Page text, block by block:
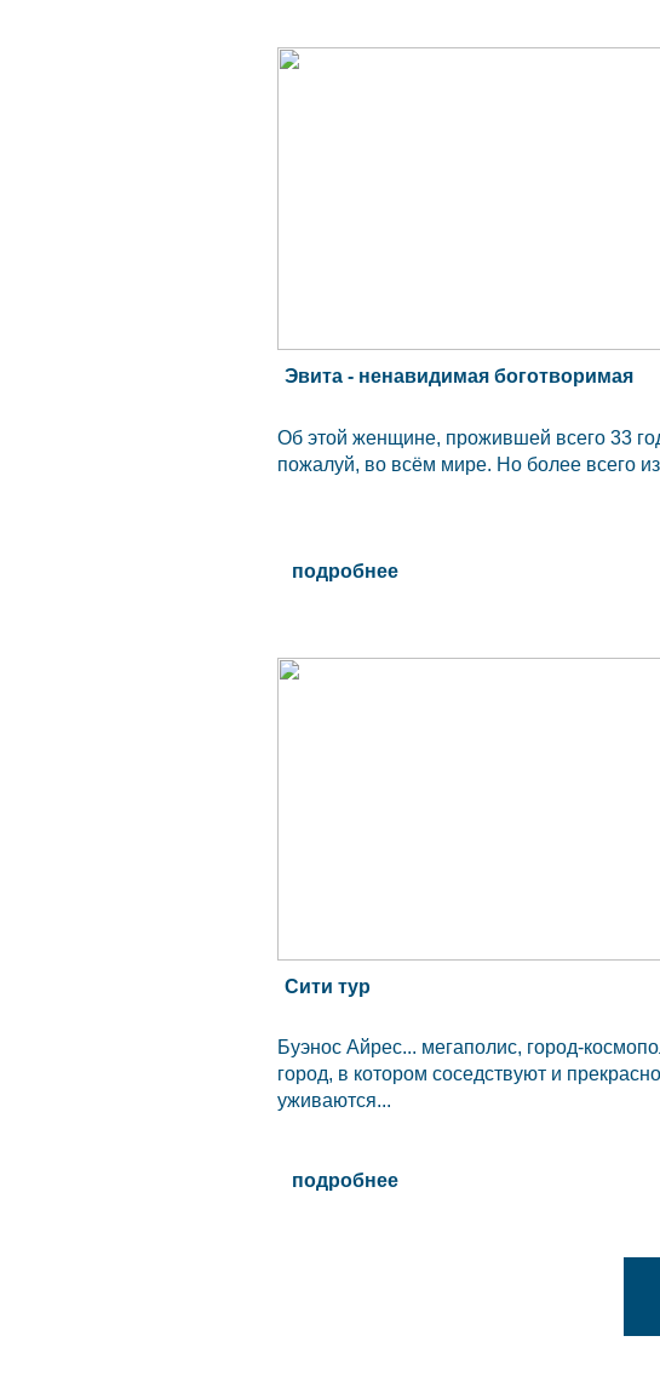
Эвита - ненавидимая боготворимая
Об этой женщине, прожившей всего 33
пожалуй, во всём мире. Но более всего
подробнее
Сити тур
Буэнос Айрес... мегаполис, город-
город, в котором соседствуют и прекрасно
уживаются...
подробнее